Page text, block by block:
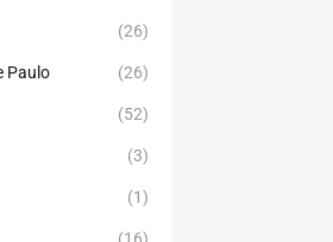
(26)
Paulo (26)
(52)
(3)
(1)